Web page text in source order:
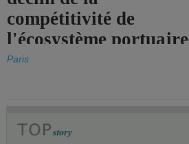
compétitivité de
l'écosystème portuaire
de l'État.
Paris